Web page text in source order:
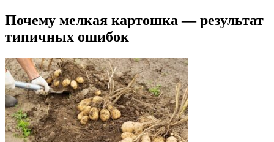
Почему мелкая картошка — результат
типичных ошибок